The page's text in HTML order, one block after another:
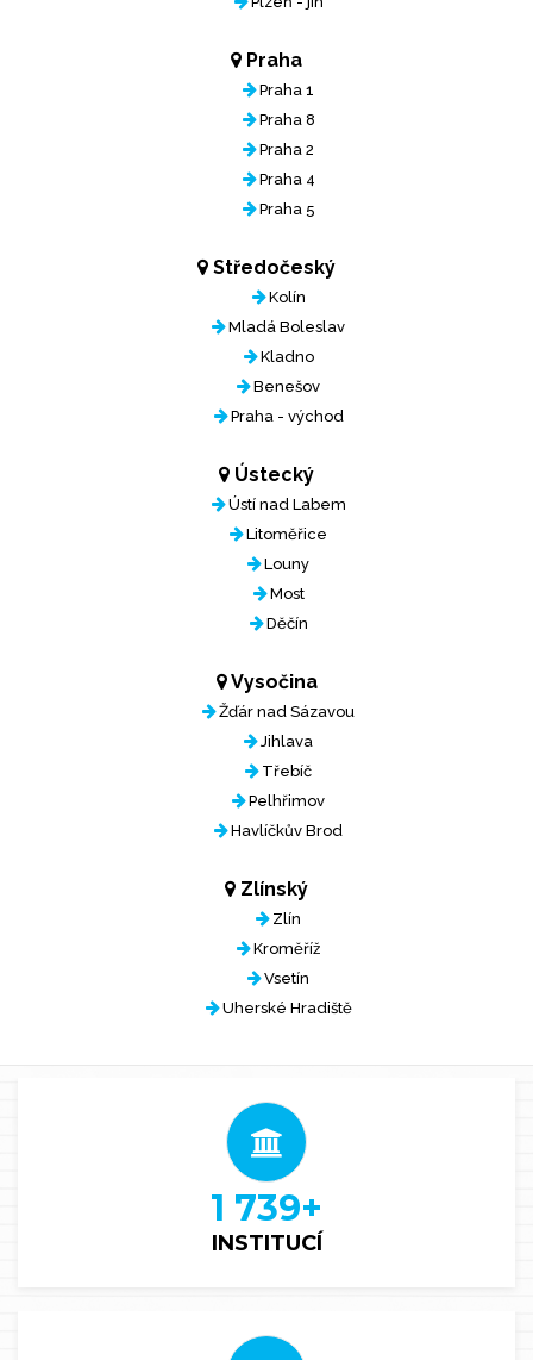
Praha
Praha 1
Praha 8
Praha 2
Praha 4
Praha 5
Středočeský
Kolín
Mladá Boleslav
Kladno
Benešov
Praha - východ
Ústecký
Ústí nad Labem
Litoměřice
Louny
Most
Děčín
Vysočina
Žďár nad Sázavou
Jihlava
Třebíč
Pelhřimov
Havlíčkův Brod
Zlínský
Zlín
Kroměříž
Vsetín
Uherské Hradiště
1 739+
INSTITUCÍ